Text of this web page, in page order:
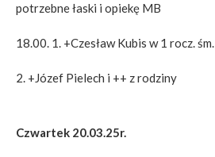
potrzebne łaski i opiekę MB
18.00. 1. +Czesław Kubis w 1 rocz. śm.
2. +Józef Pielech i ++ z rodziny
Czwartek 20.03.25r.